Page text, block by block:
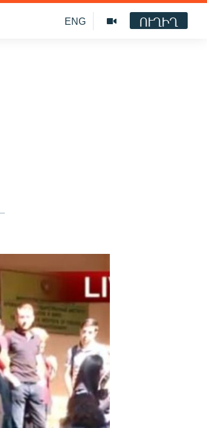
ENG ՈՒՂԻՂ